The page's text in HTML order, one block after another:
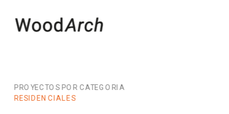
PROYECTOS POR CATEGORIA
RESIDENCIALES